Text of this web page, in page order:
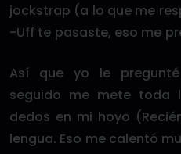
jockstrap (a lo que me
-Uff te pasaste, eso me
Así que yo le
seguido me mete
dedos en mi hoyo
lengua. Eso me calentó